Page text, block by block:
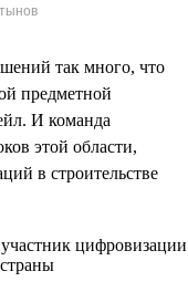
так много, что
предметной
И команда
этой области,
в строительстве